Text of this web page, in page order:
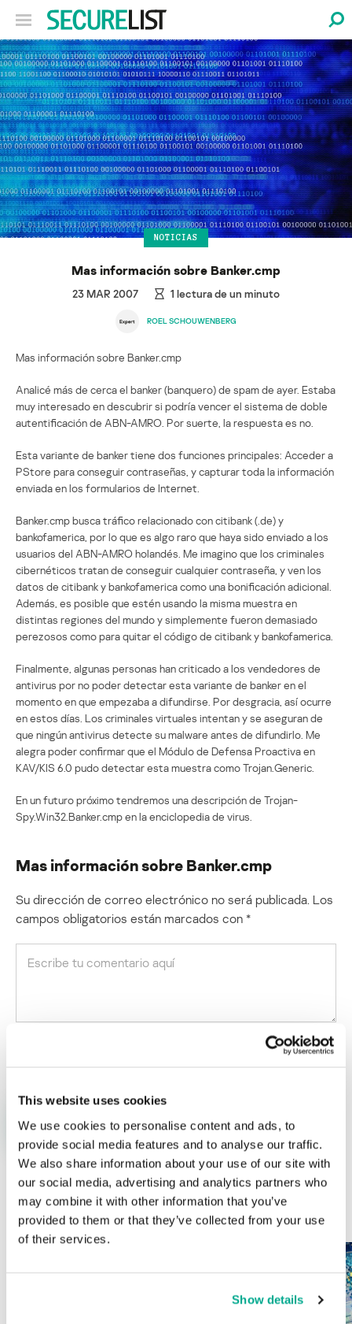
This website uses cookies
We use cookies to personalise content and ads, to
provide social media features and to analyse our traffic.
We also share information about your use of our site with
our social media, advertising and analytics partners who
may combine it with other information that you’ve
provided to them or that they’ve collected from your use
of their services.
Show details
NOTICIAS
Mas información sobre Banker.cmp
23 MAR 2007 1 lectura de un minuto
ROEL SCHOUWENBERG
Mas información sobre Banker.cmp
Analicé más de cerca el banker (banquero) de spam de ayer. Estaba
muy interesado en descubrir si podría vencer el sistema de doble
autentificación de ABN-AMRO. Por suerte, la respuesta es no.
Esta variante de banker tiene dos funciones principales: Acceder a
PStore para conseguir contraseñas, y capturar toda la información
enviada en los formularios de Internet.
Banker.cmp busca tráfico relacionado con citibank (.de) y
bankofamerica, por lo que es algo raro que haya sido enviado a los
usuarios del ABN-AMRO holandés. Me imagino que los criminales
cibernéticos tratan de conseguir cualquier contraseña, y ven los
datos de citibank y bankofamerica como una bonificación adicional.
Además, es posible que estén usando la misma muestra en
distintas regiones del mundo y simplemente fueron demasiado
perezosos como para quitar el código de citibank y bankofamerica.
Finalmente, algunas personas han criticado a los vendedores de
antivirus por no poder detectar esta variante de banker en el
momento en que empezaba a difundirse. Por desgracia, así ocurre
en estos días. Los criminales virtuales intentan y se aseguran de
que ningún antivirus detecte su malware antes de difundirlo. Me
alegra poder confirmar que el Módulo de Defensa Proactiva en
KAV/KIS 6.0 pudo detectar esta muestra como Trojan.Generic.
En un futuro próximo tendremos una descripción de Trojan-
Spy.Win32.Banker.cmp en la enciclopedia de virus.
Mas información sobre Banker.cmp
Su dirección de correo electrónico no será publicada. Los
campos obligatorios están marcados con *
*
ÚLTIMAS PUBLICACIONES